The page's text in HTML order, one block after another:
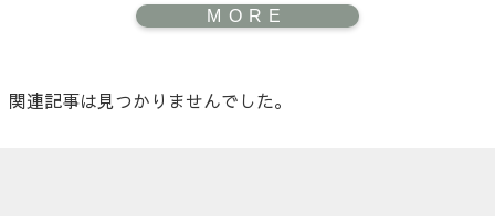
関連記事は見つかりませんでした。